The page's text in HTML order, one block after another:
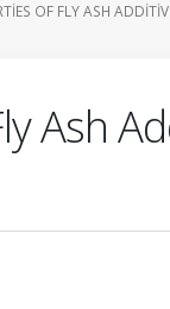
OF FLY ASH
Ash